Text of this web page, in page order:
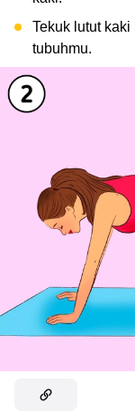
Tekuk lutut
tubuhmu.